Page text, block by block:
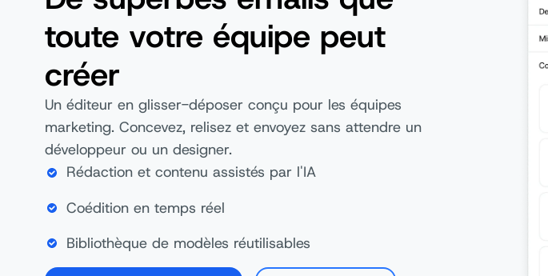
toute votre équipe peut
créer
Un éditeur en glisser-déposer conçu pour les équipes
marketing. Concevez, relisez et envoyez sans attendre un
développeur ou un designer.
Rédaction et contenu assistés par l'IA
Coédition en temps réel
Bibliothèque de modèles réutilisables